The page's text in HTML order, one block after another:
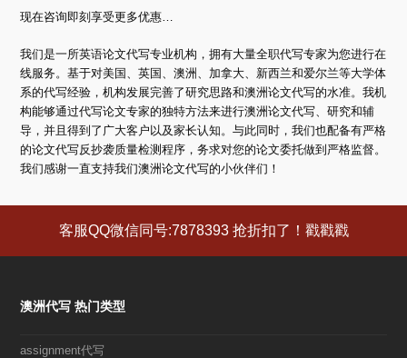
现在咨询即刻享受更多优惠…
我们是一所英语论文代写专业机构，拥有大量全职代写专家为您进行在
线服务。基于对美国、英国、澳洲、加拿大、新西兰和爱尔兰等大学体
系的代写经验，机构发展完善了研究思路和澳洲论文代写的水准。我机
构能够通过代写论文专家的独特方法来进行澳洲论文代写、研究和辅
导，并且得到了广大客户以及家长认知。与此同时，我们也配备有严格
的论文代写反抄袭质量检测程序，务求对您的论文委托做到严格监督。
我们感谢一直支持我们澳洲论文代写的小伙伴们！
客服QQ微信同号:7878393 抢折扣了！戳戳戳
澳洲代写 热门类型
assignment代写